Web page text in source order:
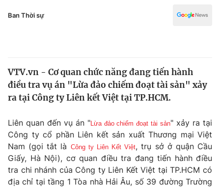
Y tế
Tin tức
Thế giới đó đây
Câu chuyện quốc tế
Kinh tế
Tài chính
Thị trường
Dữ liệu và đời sống
Văn hóa - Giải trí
Giáo dục
Ban Thời sự
VTV.vn - Cơ quan chức năng đang tiến hành
điều tra vụ án "Lừa đảo chiếm đoạt tài sản" xảy
ra tại Công ty Liên kết Việt tại TP.HCM.
Liên quan đến vụ án "Lừa đảo chiếm đoạt tài sản" xảy ra tại
Công ty cổ phần Liên kết sản xuất Thương mại Việt
Nam (gọi tắt là Công ty Liên Kết Việt, trụ sở ở quận Cầu
Giấy, Hà Nội), cơ quan điều tra đang tiến hành điều
tra chi nhánh của Công ty Liên Kết Việt tại TP.HCM có
địa chỉ tại tầng 1 Tòa nhà Hải Âu, số 39 đường Trường